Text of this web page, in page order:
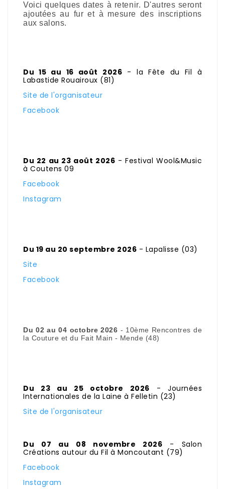
Voici quelques dates à retenir. D'autres seront
ajoutées au fur et à mesure des inscriptions
aux salons.
Du 15 au 16 août 2026 - la Fête du Fil à
Labastide Rouairoux (81)
Site de l'organisateur
Facebook
Du 22 au 23 août 2026 - Festival Wool&Music
à Coutens 09
Facebook
Instagram
Du 19 au 20 septembre 2026 - Lapalisse (03)
Site
Facebook
Du 02 au 04 octobre 2026 - 10ème Rencontres de
la Couture et du Fait Main - Mende (48)
Du 23 au 25 octobre 2026 - Journées
Internationales de la Laine à Felletin (23)
Site de l'organisateur
Du 07 au 08 novembre 2026 - Salon
Créations autour du Fil à Moncoutant (79)
Facebook
Instagram